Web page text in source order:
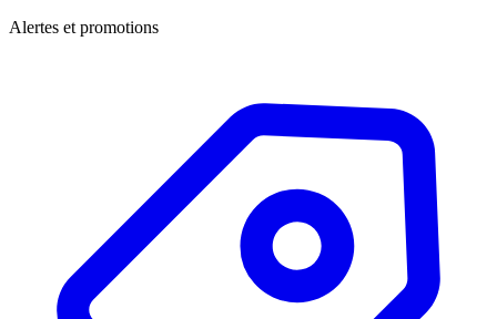
Alertes et promotions